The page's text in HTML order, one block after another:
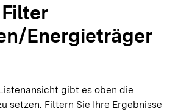
Energieträger
gibt es oben die
setzen. Filtern Sie Ihre Ergebnisse